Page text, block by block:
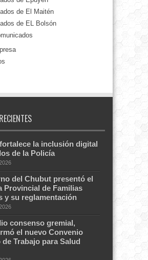
de El Maitén
de EL Bolsón
la inclusión digital
de la Policía
del Chubut presentó el
Provincial de Familias
y su reglamentación
consenso gremial,
el nuevo Convenio
Trabajo para Salud